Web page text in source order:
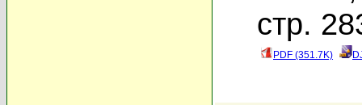
стр.
PDF (351.7K)